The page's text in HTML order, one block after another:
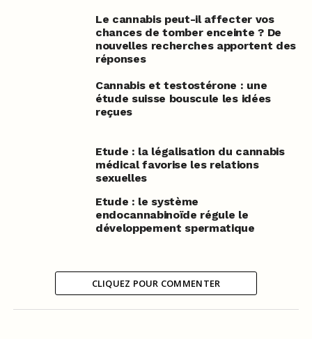
Le cannabis peut-il affecter vos
chances de tomber enceinte ? De
nouvelles recherches apportent des
réponses
Cannabis et testostérone : une
étude suisse bouscule les idées
reçues
Etude : la légalisation du cannabis
médical favorise les relations
sexuelles
Etude : le système
endocannabinoïde régule le
développement spermatique
CLIQUEZ POUR COMMENTER